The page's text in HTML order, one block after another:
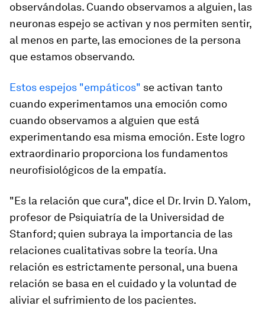
observándolas. Cuando observamos a alguien, las
neuronas espejo se activan y nos permiten sentir,
al menos en parte, las emociones de la persona
que estamos observando.
Estos espejos "empáticos" se activan tanto
cuando experimentamos una emoción como
cuando observamos a alguien que está
experimentando esa misma emoción. Este logro
extraordinario proporciona los fundamentos
neurofisiológicos de la empatía.
"Es la relación que cura", dice el Dr. Irvin D. Yalom,
profesor de Psiquiatría de la Universidad de
Stanford; quien subraya la importancia de las
relaciones cualitativas sobre la teoría. Una
relación es estrictamente personal, una buena
relación se basa en el cuidado y la voluntad de
aliviar el sufrimiento de los pacientes.